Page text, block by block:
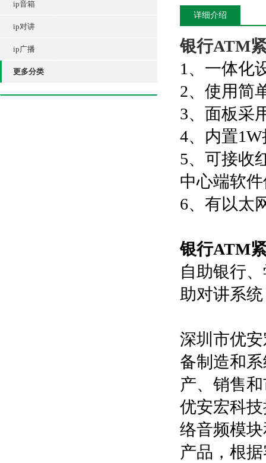
ip音箱
ip对讲
ip广播
更多分类
详细介绍
银行ATM
1、一体化
2、使用简
3、面板采
4、内置
5、可接收
中心端软
6、有以太
银行ATM
自助银行
助对讲系
深圳市优
备制造和
产、销售
优安宏科
络音频模
产品，根